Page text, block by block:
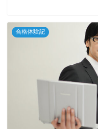
合格体験記